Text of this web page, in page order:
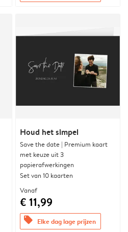
Houd het simpel
Save the date | Premium kaart
met keuze uit 3
papierafwerkingen
Set van 10 kaarten
Vanaf
€ 11,99
offers Elke dag lage prijzen